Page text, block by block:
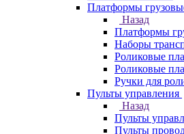
Платформы
Назад
Платформы
Наборы
Роликовые
Роликовые
Ручки для
Пульты управления
Назад
Пульты
Пульты